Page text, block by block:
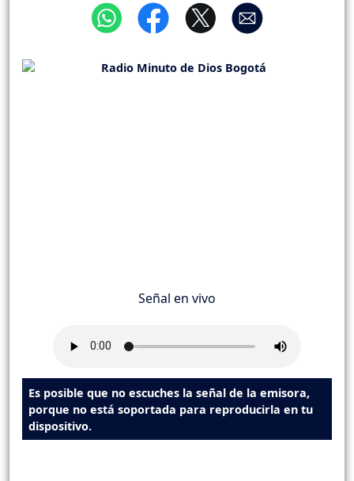
Señal en vivo
Es posible que no escuches la señal de la emisora,
porque no está soportada para reproducirla en tu
dispositivo.